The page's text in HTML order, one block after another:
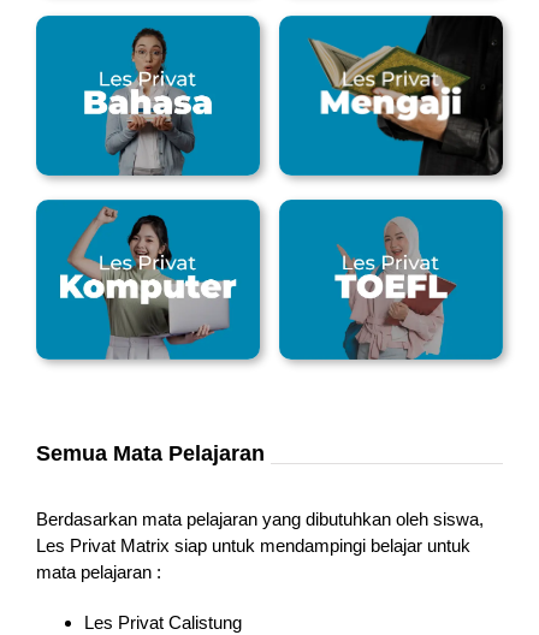
Semua Mata Pelajaran
Berdasarkan mata pelajaran yang dibutuhkan oleh siswa,
Les Privat Matrix siap untuk mendampingi belajar untuk
mata pelajaran :
Les Privat Calistung